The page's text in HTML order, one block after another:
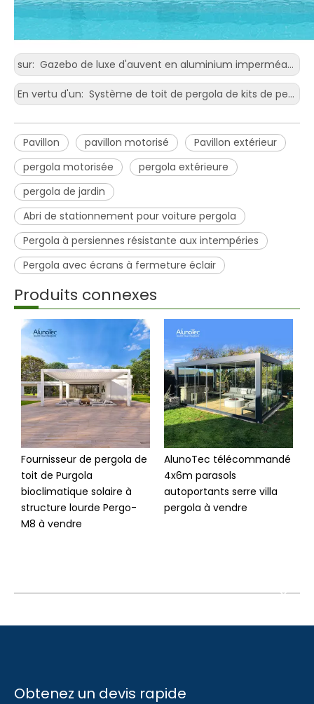
sur: Gazebo de luxe d'auvent en aluminium imperméable électrique pour le patio
En vertu d'un: Système de toit de pergola de kits de pergola de toit à persiennes en aluminium extérieur en métal en métal d'AlunoTec pour le patio
Pavillon pavillon motorisé
Pavillon extérieur
pergola motorisée
pergola extérieure
pergola de jardin
Abri de stationnement pour voiture pergola
Pergola à persiennes résistante aux intempéries
Pergola avec écrans à fermeture éclair
Produits connexes
Fournisseur de pergola de
toit de Purgola
bioclimatique solaire à
structure lourde Pergo-
M8 à vendre
AlunoTec télécommandé
4x6m parasols
autoportants serre villa
pergola à vendre
Obtenez un devis rapide